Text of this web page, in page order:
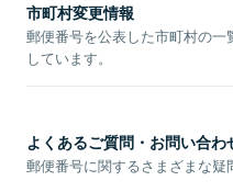
市町村変更情報
郵便番号を公表した市町村の
しています。
よくあるご質問・お問い合わ
郵便番号に関するさまざまな疑